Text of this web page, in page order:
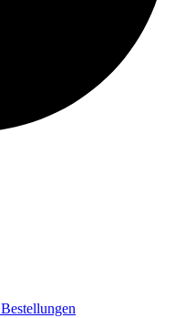
Bestellungen